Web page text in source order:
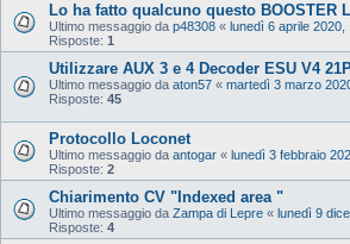
Lo ha fatto qualcuno questo BOOSTER
Ultimo messaggio da p48308 « lunedì 6 aprile 2020,
Risposte: 1
Utilizzare AUX 3 e 4 Decoder ESU V4
Ultimo messaggio da aton57 « martedì 3 marzo
Risposte: 45
Protocollo Loconet
Ultimo messaggio da antogar « lunedì 3 febbraio
Risposte: 2
Chiarimento CV "Indexed area "
Ultimo messaggio da Zampa di Lepre « lunedì 9
Risposte: 4